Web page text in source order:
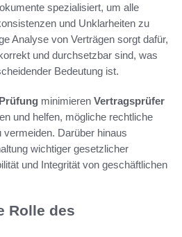
spezialisiert, um alle
und Unklarheiten zu
Analyse von Verträgen sorgt dafür,
und durchsetzbar sind, was
Bedeutung ist.
minimieren Vertragsprüfer
und helfen, mögliche rechtliche
Darüber hinaus
wichtiger gesetzlicher
und Integrität von geschäftlichen
Rolle des